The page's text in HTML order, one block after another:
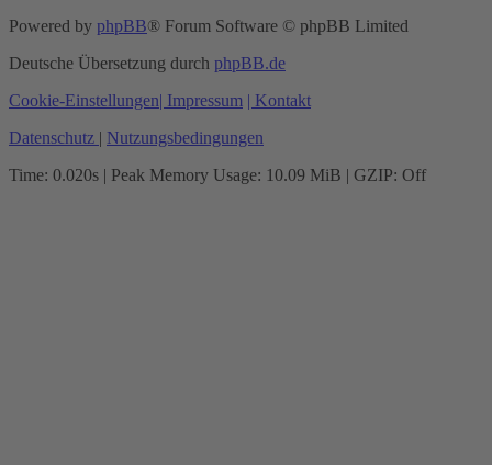
Powered by phpBB® Forum Software © phpBB Limited
Deutsche Übersetzung durch phpBB.de
Cookie-Einstellungen| Impressum | Kontakt
Datenschutz | Nutzungsbedingungen
Time: 0.020s | Peak Memory Usage: 10.09 MiB | GZIP: Off